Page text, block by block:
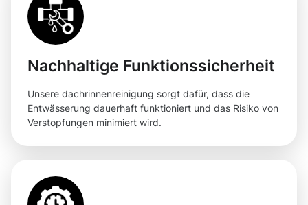
Nachhaltige Funktionssicherheit
Unsere dachrinnenreinigung sorgt dafür, dass die
Entwässerung dauerhaft funktioniert und das Risiko von
Verstopfungen minimiert wird.